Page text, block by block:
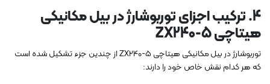
4. ترکیب اجزای توربوشارژ در بیل مکانیکی
هیتاچی ZX240-5
توربوشارژ در بیل مکانیکی هیتاچی ZX240-5 از چندین جزء تشکیل شده است
که هر کدام نقش خاص خود را دارند: